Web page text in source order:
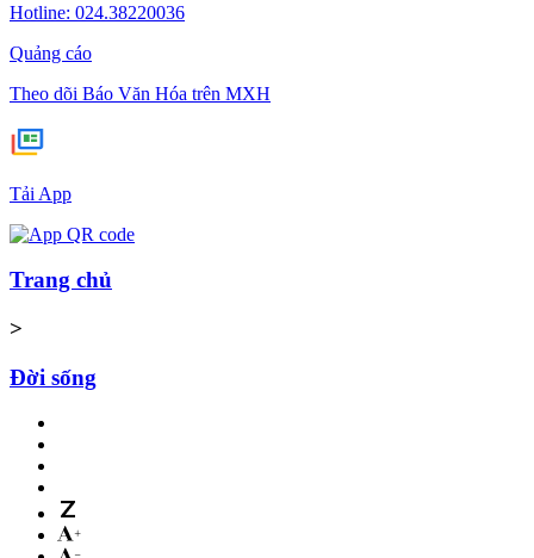
Hotline: 024.38220036
Quảng cáo
Theo dõi Báo Văn Hóa trên MXH
Tải App
Trang chủ
>
Đời sống